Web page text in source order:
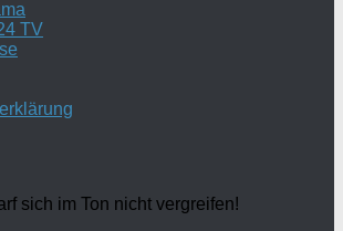
TV
sich im Ton nicht vergreifen!